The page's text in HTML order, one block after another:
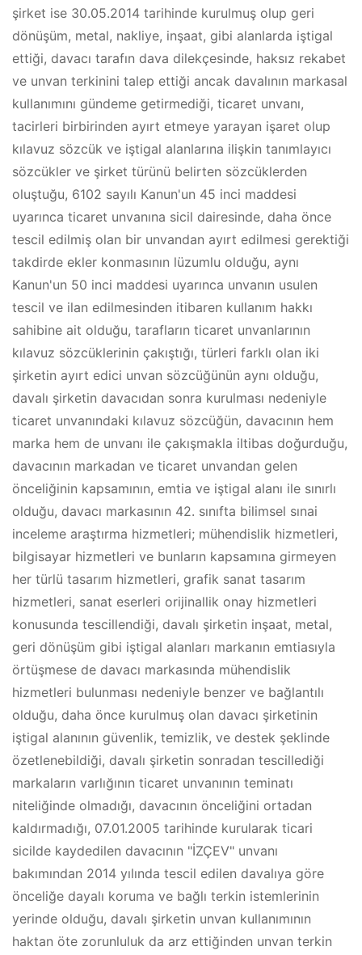
şirket ise 30.05.2014 tarihinde kurulmuş olup geri
dönüşüm, metal, nakliye, inşaat, gibi alanlarda iştigal
ettiği, davacı tarafın dava dilekçesinde, haksız rekabet
ve unvan terkinini talep ettiği ancak davalının markasal
kullanımını gündeme getirmediği, ticaret unvanı,
tacirleri birbirinden ayırt etmeye yarayan işaret olup
kılavuz sözcük ve iştigal alanlarına ilişkin tanımlayıcı
sözcükler ve şirket türünü belirten sözcüklerden
oluştuğu, 6102 sayılı Kanun'un 45 inci maddesi
uyarınca ticaret unvanına sicil dairesinde, daha önce
tescil edilmiş olan bir unvandan ayırt edilmesi gerektiği
takdirde ekler konmasının lüzumlu olduğu, aynı
Kanun'un 50 inci maddesi uyarınca unvanın usulen
tescil ve ilan edilmesinden itibaren kullanım hakkı
sahibine ait olduğu, tarafların ticaret unvanlarının
kılavuz sözcüklerinin çakıştığı, türleri farklı olan iki
şirketin ayırt edici unvan sözcüğünün aynı olduğu,
davalı şirketin davacıdan sonra kurulması nedeniyle
ticaret unvanındaki kılavuz sözcüğün, davacının hem
marka hem de unvanı ile çakışmakla iltibas doğurduğu,
davacının markadan ve ticaret unvandan gelen
önceliğinin kapsamının, emtia ve iştigal alanı ile sınırlı
olduğu, davacı markasının 42. sınıfta bilimsel sınai
inceleme araştırma hizmetleri; mühendislik hizmetleri,
bilgisayar hizmetleri ve bunların kapsamına girmeyen
her türlü tasarım hizmetleri, grafik sanat tasarım
hizmetleri, sanat eserleri orijinallik onay hizmetleri
konusunda tescillendiği, davalı şirketin inşaat, metal,
geri dönüşüm gibi iştigal alanları markanın emtiasıyla
örtüşmese de davacı markasında mühendislik
hizmetleri bulunması nedeniyle benzer ve bağlantılı
olduğu, daha önce kurulmuş olan davacı şirketinin
iştigal alanının güvenlik, temizlik, ve destek şeklinde
özetlenebildiği, davalı şirketin sonradan tescillediği
markaların varlığının ticaret unvanının teminatı
niteliğinde olmadığı, davacının önceliğini ortadan
kaldırmadığı, 07.01.2005 tarihinde kurularak ticari
sicilde kaydedilen davacının "İZÇEV" unvanı
bakımından 2014 yılında tescil edilen davalıya göre
önceliğe dayalı koruma ve bağlı terkin istemlerinin
yerinde olduğu, davalı şirketin unvan kullanımının
haktan öte zorunluluk da arz ettiğinden unvan terkin